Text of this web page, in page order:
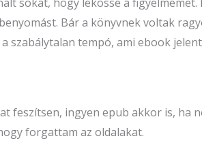
sokat, hogy lekösse a
Bár a könyvnek voltak
szabálytalan tempó, ami ebook
feszítsen, ingyen epub akkor is, ha
forgattam az oldalakat.